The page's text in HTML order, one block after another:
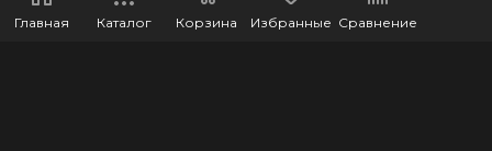
г.Костанай, ул. Баймагамбетова
193, ВП-5
Главная Каталог Корзина Избранные Сравнение